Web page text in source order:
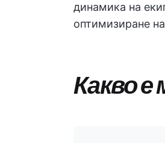
динамика на
оптимизиране
Какво е